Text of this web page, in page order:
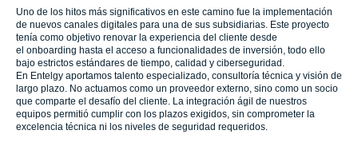
Uno de los hitos más significativos en este camino fue la implementación
de nuevos canales digitales para una de sus subsidiarias. Este proyecto
tenía como objetivo renovar la experiencia del cliente desde
el onboarding hasta el acceso a funcionalidades de inversión, todo ello
bajo estrictos estándares de tiempo, calidad y ciberseguridad.
En Entelgy aportamos talento especializado, consultoría técnica y visión de
largo plazo. No actuamos como un proveedor externo, sino como un socio
que comparte el desafío del cliente. La integración ágil de nuestros
equipos permitió cumplir con los plazos exigidos, sin comprometer la
excelencia técnica ni los niveles de seguridad requeridos.